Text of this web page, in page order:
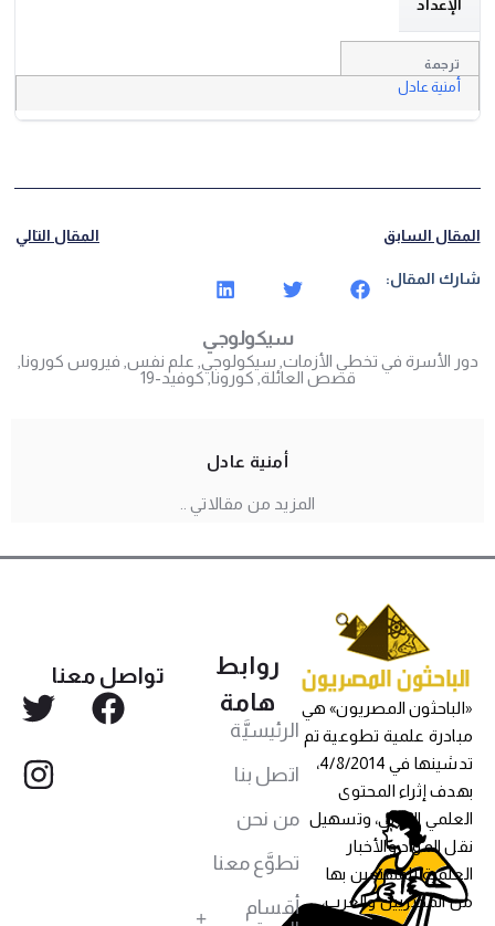
الإعداد
ترجمة
أمنية عادل
المقال السابق المقال التالي
شارك المقال:
سيكولوجي
دور الأسرة في تخطي الأزمات سيكولوجي علم نفس فيروس كورونا
قصص العائلة كورونا,كوفيد-19
أمنية عادل
المزيد من مقالاتي ..
«الباحثون المصريون» هي
مبادرة علمية تطوعية تم
تدشينها في 4/8/2014،
بهدف إثراء المحتوى
العلمي العربي، وتسهيل
نقل المواد والأخبار
العلمية للمهتمين بها
من المصريين والعرب،
روابط
هامة
الرئيسيَّة
اتصل بنا
من نحن
تطوَّع معنا
أقسام
تواصل معنا